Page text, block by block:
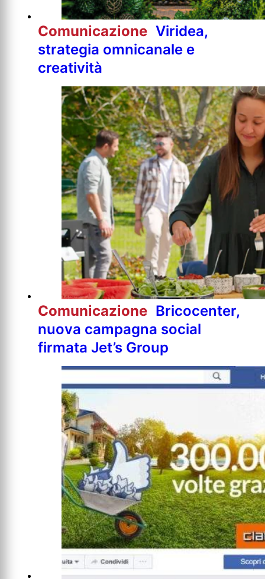
Comunicazione Viridea,
strategia omnicanale e
creatività
Comunicazione Bricocenter,
nuova campagna social
firmata Jet’s Group